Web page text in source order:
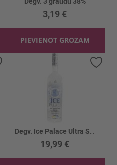
3,19 €
PIEVIENOT GROZAM
19,99 €